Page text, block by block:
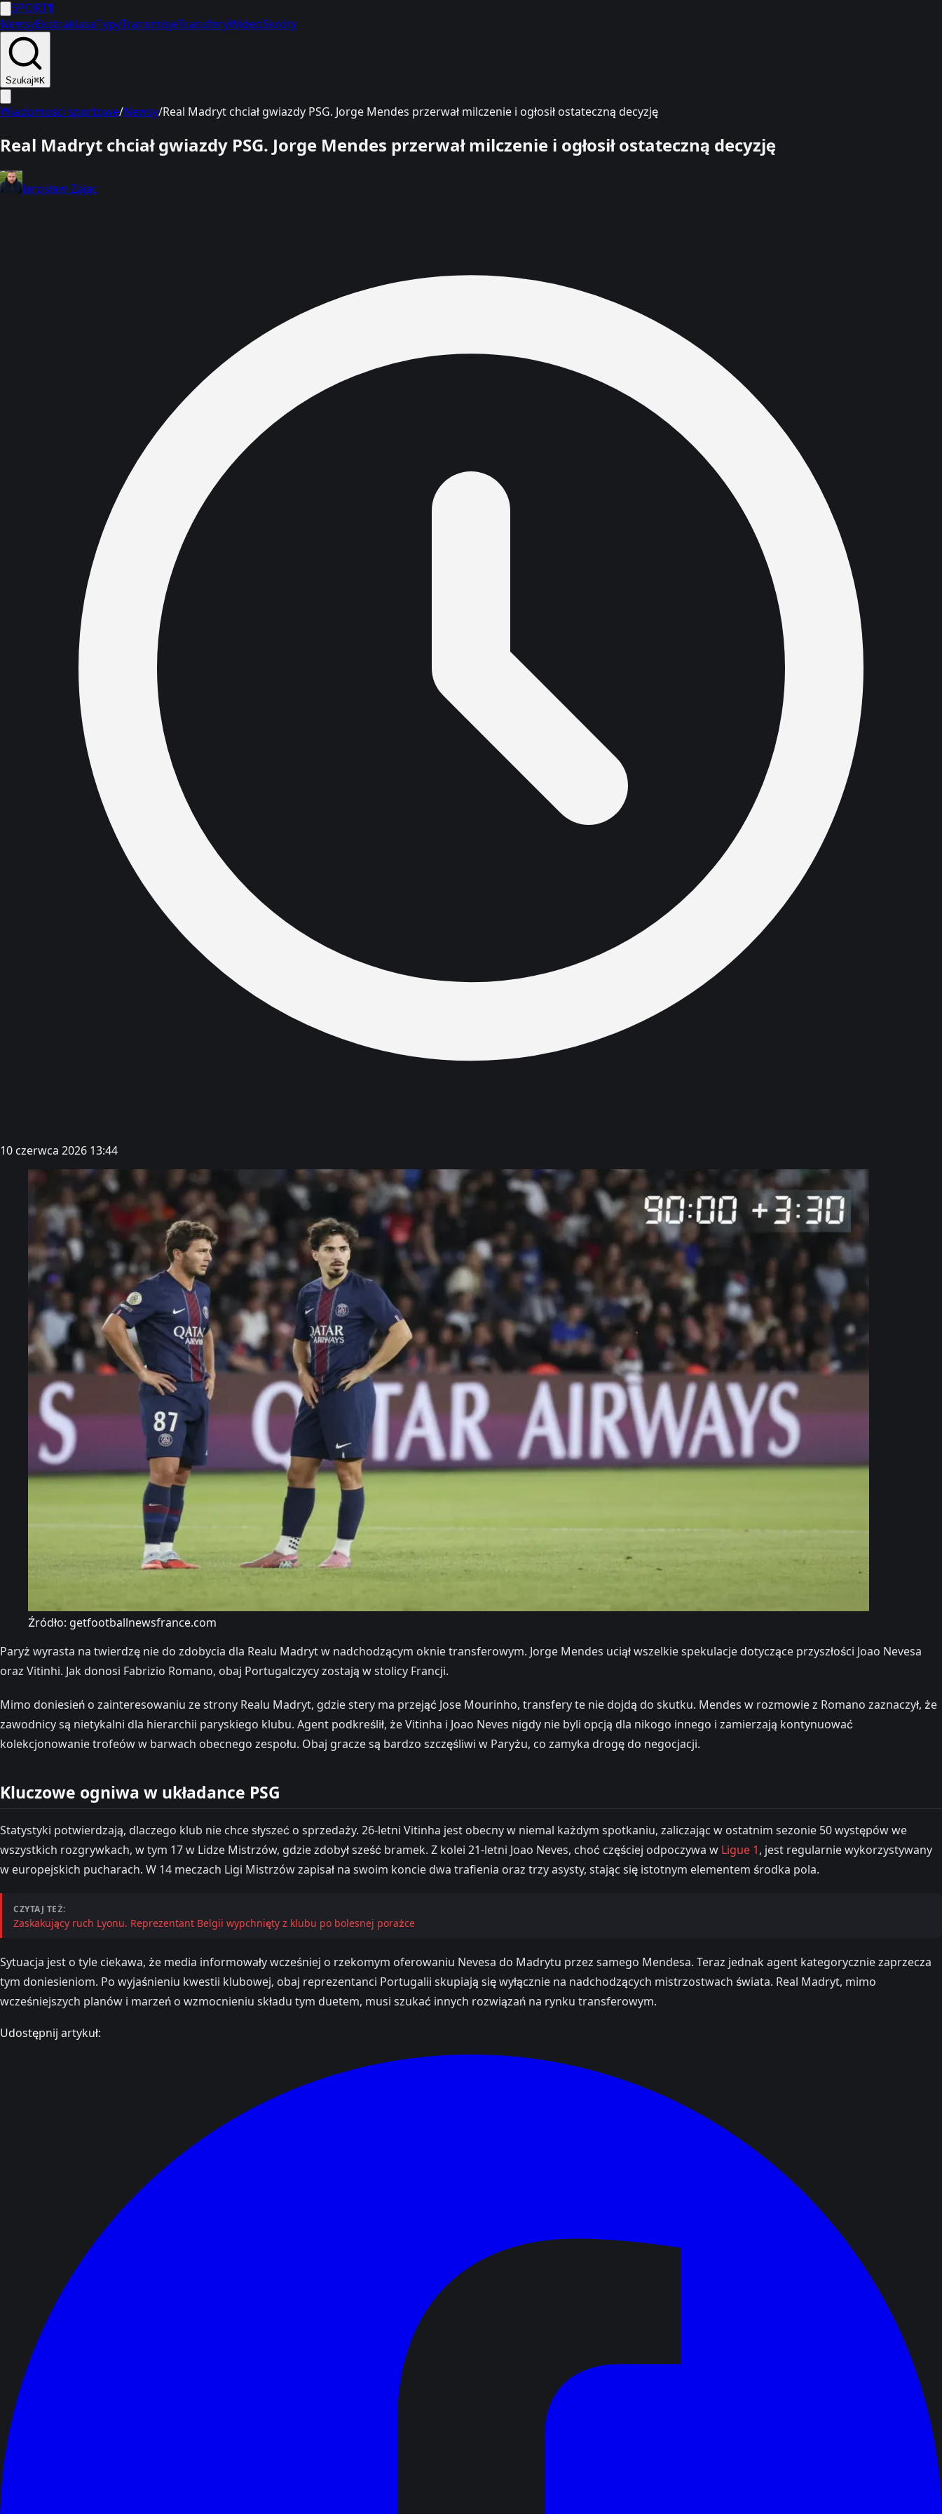
SPORT1
NewsyEkstraklasaTypyTransmisjeTransferyWideoSkróty
Szukaj⌘K
Wiadomości sportowe/Newsy/Real Madryt chciał gwiazdy PSG. Jorge Mendes przerwał milczenie i ogłosił ostateczną decyzję
Real Madryt chciał gwiazdy PSG. Jorge Mendes przerwał milczenie i ogłosił ostateczną decyzję
Jarosław Zając
10 czerwca 2026 13:44
Źródło: getfootballnewsfrance.com
Paryż wyrasta na twierdzę nie do zdobycia dla Realu Madryt w nadchodzącym oknie transferowym. Jorge Mendes uciął wszelkie spekulacje dotyczące przyszłości Joao Nevesa
oraz Vitinhi. Jak donosi Fabrizio Romano, obaj Portugalczycy zostają w stolicy Francji.
Mimo doniesień o zainteresowaniu ze strony Realu Madryt, gdzie stery ma przejąć Jose Mourinho, transfery te nie dojdą do skutku. Mendes w rozmowie z Romano zaznaczył, że
zawodnicy są nietykalni dla hierarchii paryskiego klubu. Agent podkreślił, że Vitinha i Joao Neves nigdy nie byli opcją dla nikogo innego i zamierzają kontynuować
kolekcjonowanie trofeów w barwach obecnego zespołu. Obaj gracze są bardzo szczęśliwi w Paryżu, co zamyka drogę do negocjacji.
Kluczowe ogniwa w układance PSG
Statystyki potwierdzają, dlaczego klub nie chce słyszeć o sprzedaży. 26-letni Vitinha jest obecny w niemal każdym spotkaniu, zaliczając w ostatnim sezonie 50 występów we
wszystkich rozgrywkach, w tym 17 w Lidze Mistrzów, gdzie zdobył sześć bramek. Z kolei 21-letni Joao Neves, choć częściej odpoczywa w Ligue 1, jest regularnie wykorzystywany
w europejskich pucharach. W 14 meczach Ligi Mistrzów zapisał na swoim koncie dwa trafienia oraz trzy asysty, stając się istotnym elementem środka pola.
CZYTAJ TEŻ:
Zaskakujący ruch Lyonu. Reprezentant Belgii wypchnięty z klubu po bolesnej porażce
Sytuacja jest o tyle ciekawa, że media informowały wcześniej o rzekomym oferowaniu Nevesa do Madrytu przez samego Mendesa. Teraz jednak agent kategorycznie zaprzecza
tym doniesieniom. Po wyjaśnieniu kwestii klubowej, obaj reprezentanci Portugalii skupiają się wyłącznie na nadchodzących mistrzostwach świata. Real Madryt, mimo
wcześniejszych planów i marzeń o wzmocnieniu składu tym duetem, musi szukać innych rozwiązań na rynku transferowym.
Udostępnij artykuł: